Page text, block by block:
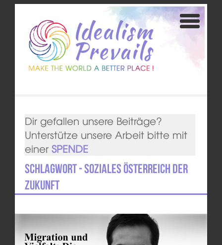
Dir gefallen unsere Beiträge?
Unterstütze unsere Arbeit bitte mit
einer SPENDE
Schlagwort - Soziales Österreich der
Zukunft